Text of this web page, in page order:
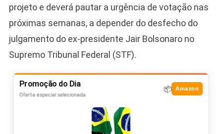
projeto e deverá pautar a urgência de votação nas
próximas semanas, a depender do desfecho do
julgamento do ex-presidente Jair Bolsonaro no
Supremo Tribunal Federal (STF).
Promoção do Dia
Oferta especial selecionada
📦 Amazon